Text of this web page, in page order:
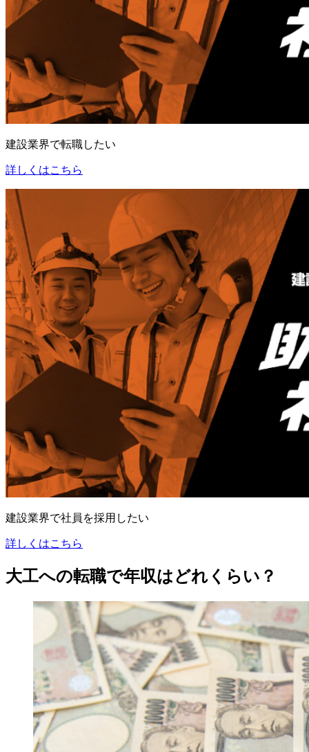
建設業界で転職したい
詳しくはこちら
建設業界で社員を採用したい
詳しくはこちら
大工への転職で年収はどれくらい？